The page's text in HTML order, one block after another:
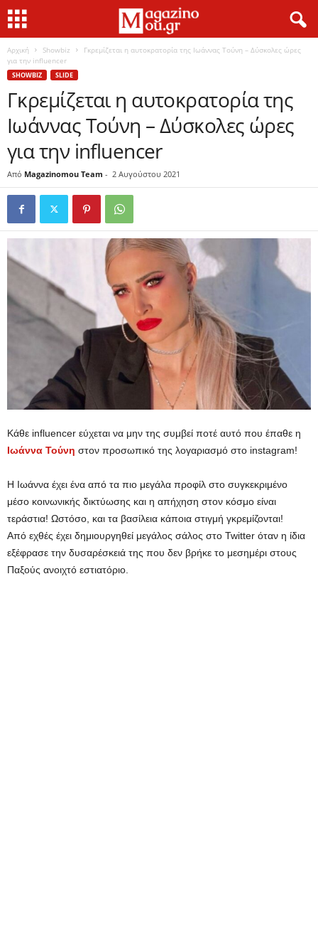
Αρχική Showbiz
Γκρεμίζεται η αυτοκρατορία της Ιωάννας Τούνη – Δύσκολες ώρες
για την influencer
SHOWBIZ SLIDE
Γκρεμίζεται η αυτοκρατορία της
Ιωάννας Τούνη – Δύσκολες ώρες
για την influencer
Από Magazinomou Team - 2 Αυγούστου 2021
Κάθε influencer εύχεται να μην της συμβεί ποτέ αυτό που έπαθε η
Ιωάννα Τούνη στον προσωπικό της λογαριασμό στο instagram!
Η Ιωάννα έχει ένα από τα πιο μεγάλα προφίλ στο συγκεκριμένο
μέσο κοινωνικής δικτύωσης και η απήχηση στον κόσμο είναι
τεράστια! Ωστόσο, και τα βασίλεια κάποια στιγμή γκρεμίζονται!
Από εχθές έχει δημιουργηθεί μεγάλος σάλος στο Twitter όταν η ίδια
εξέφρασε την δυσαρέσκειά της που δεν βρήκε το μεσημέρι στους
Παξούς ανοιχτό εστιατόριο.